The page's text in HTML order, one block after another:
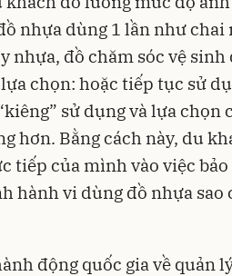
nhựa dùng 1 lần như chai
đồ chăm sóc vệ sinh
chọn: hoặc tiếp tục sử
sử dụng và lựa chọn
hơn. Bằng cách này, du
tiếp của mình vào việc bảo
hành vi dùng đồ nhựa sao
động quốc gia về quản